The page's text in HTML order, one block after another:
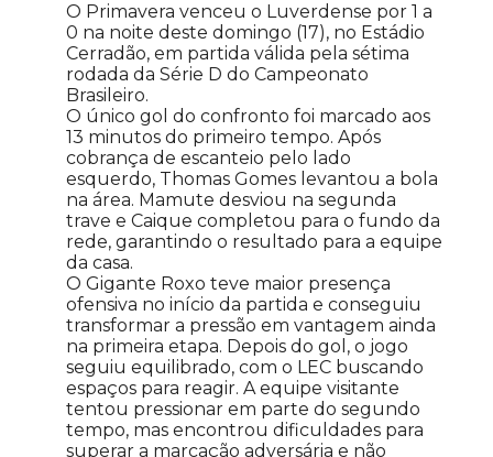
O Primavera venceu o Luverdense por 1 a
0 na noite deste domingo (17), no Estádio
Cerradão, em partida válida pela sétima
rodada da Série D do Campeonato
Brasileiro.
O único gol do confronto foi marcado aos
13 minutos do primeiro tempo. Após
cobrança de escanteio pelo lado
esquerdo, Thomas Gomes levantou a bola
na área. Mamute desviou na segunda
trave e Caique completou para o fundo da
rede, garantindo o resultado para a equipe
da casa.
O Gigante Roxo teve maior presença
ofensiva no início da partida e conseguiu
transformar a pressão em vantagem ainda
na primeira etapa. Depois do gol, o jogo
seguiu equilibrado, com o LEC buscando
espaços para reagir. A equipe visitante
tentou pressionar em parte do segundo
tempo, mas encontrou dificuldades para
superar a marcação adversária e não